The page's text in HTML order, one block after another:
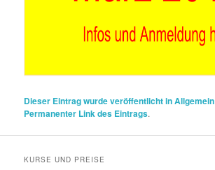
Dieser Eintrag wurde veröffentlicht inAllgemein
Permanenter Link des Eintrags.
KURSE UND PREISE